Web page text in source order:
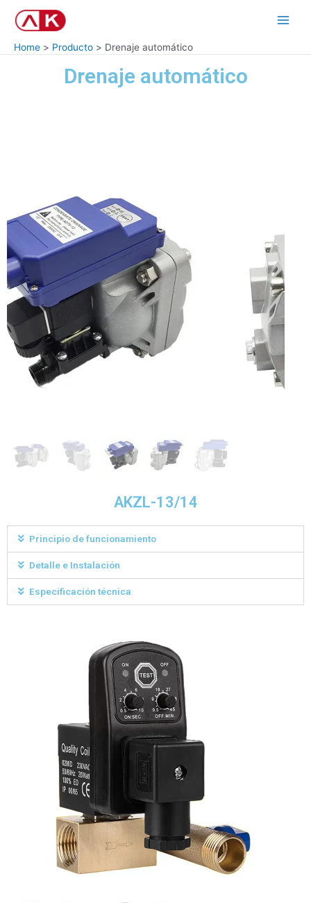
Main
Home Producto Drenaje automático
Drenaje automático
AKZL-13/14
Principio de funcionamiento
Detalle e Instalación
Especificación técnica